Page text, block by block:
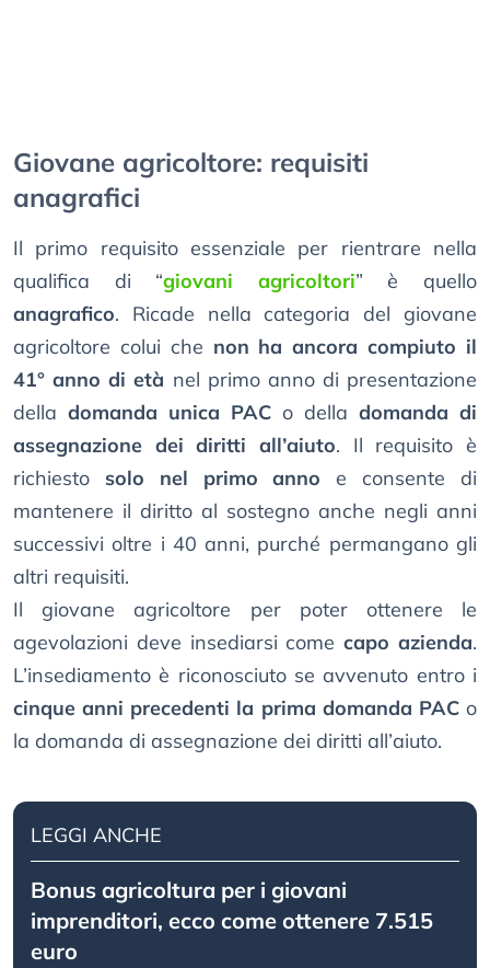
Giovane agricoltore: requisiti
anagrafici
Il primo requisito essenziale per rientrare nella
qualifica di “giovani agricoltori” è quello
anagrafico. Ricade nella categoria del giovane
agricoltore colui che non ha ancora compiuto il
41° anno di età nel primo anno di presentazione
della domanda unica PAC o della domanda di
assegnazione dei diritti all’aiuto. Il requisito è
richiesto solo nel primo anno e consente di
mantenere il diritto al sostegno anche negli anni
successivi oltre i 40 anni, purché permangano gli
altri requisiti.
Il giovane agricoltore per poter ottenere le
agevolazioni deve insediarsi comecapo azienda.
L’insediamento è riconosciuto se avvenuto entro i
cinque anni precedenti la prima domanda PACo
la domanda di assegnazione dei diritti all’aiuto.
LEGGI ANCHE
Bonus agricoltura per i giovani
imprenditori, ecco come ottenere 7.515
euro